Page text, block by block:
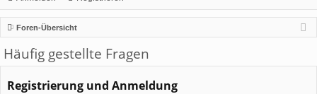
en
lie
de
r
m
el
de
ist
rie
re
Foren-Übersicht
Häufig gestellte Fragen
Registrierung und Anmeldung